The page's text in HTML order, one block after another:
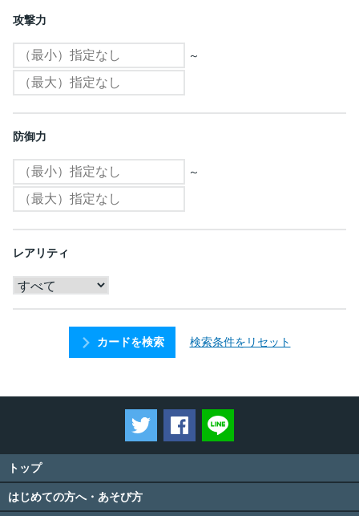
攻撃力
～
防御力
～
レアリティ
カードを検索 検索条件をリセット
ツイートするFacebookでシェアする
トップ
はじめての方へ・あそび方